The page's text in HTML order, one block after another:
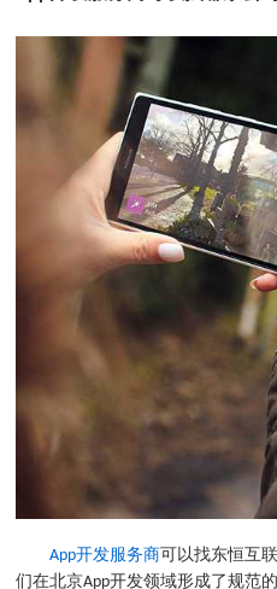
App开发服务商 可以找东恒互
们在北京App开发领域形成了规范